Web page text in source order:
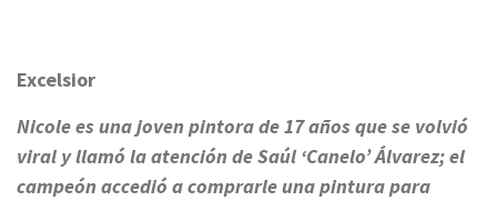
Excelsior
Nicole es una joven pintora de 17 años que se volvió
viral y llamó la atención de Saúl ‘Canelo’ Álvarez; el
campeón accedió a comprarle una pintura para